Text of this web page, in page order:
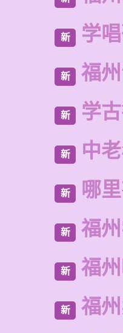
新 学
新 福
新 学
新 中
新 哪
新 福
新 福
新 福